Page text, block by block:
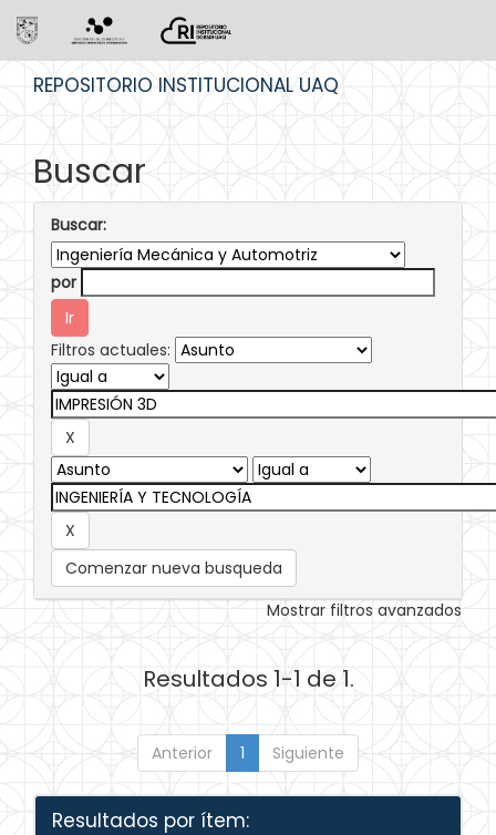
REPOSITORIO INSTITUCIONAL UAQ
Buscar
Buscar:
por
Filtros actuales:
Comenzar nueva busqueda
Mostrar filtros avanzados
Resultados 1-1 de 1.
Anterior 1 Siguiente
Resultados por ítem: